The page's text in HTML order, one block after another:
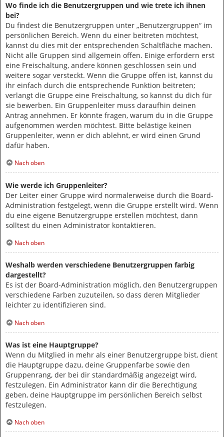
Wo finde ich die Benutzergruppen und wie trete ich ihnen
bei?
Du findest die Benutzergruppen unter „Benutzergruppen“ im
persönlichen Bereich. Wenn du einer beitreten möchtest,
kannst du dies mit der entsprechenden Schaltfläche machen.
Nicht alle Gruppen sind allgemein offen. Einige erfordern erst
eine Freischaltung, andere können geschlossen sein und
weitere sogar versteckt. Wenn die Gruppe offen ist, kannst du
ihr einfach durch die entsprechende Funktion beitreten;
verlangt die Gruppe eine Freischaltung, so kannst du dich für
sie bewerben. Ein Gruppenleiter muss daraufhin deinen
Antrag annehmen. Er könnte fragen, warum du in die Gruppe
aufgenommen werden möchtest. Bitte belästige keinen
Gruppenleiter, wenn er dich ablehnt, er wird einen Grund
dafür haben.
Nach oben
Wie werde ich Gruppenleiter?
Der Leiter einer Gruppe wird normalerweise durch die Board-
Administration festgelegt, wenn die Gruppe erstellt wird. Wenn
du eine eigene Benutzergruppe erstellen möchtest, dann
solltest du einen Administrator kontaktieren.
Nach oben
Weshalb werden verschiedene Benutzergruppen farbig
dargestellt?
Es ist der Board-Administration möglich, den Benutzergruppen
verschiedene Farben zuzuteilen, so dass deren Mitglieder
leichter zu identifizieren sind.
Nach oben
Was ist eine Hauptgruppe?
Wenn du Mitglied in mehr als einer Benutzergruppe bist, dient
die Hauptgruppe dazu, deine Gruppenfarbe sowie den
Gruppenrang, der bei dir standardmäßig angezeigt wird,
festzulegen. Ein Administrator kann dir die Berechtigung
geben, deine Hauptgruppe im persönlichen Bereich selbst
festzulegen.
Nach oben